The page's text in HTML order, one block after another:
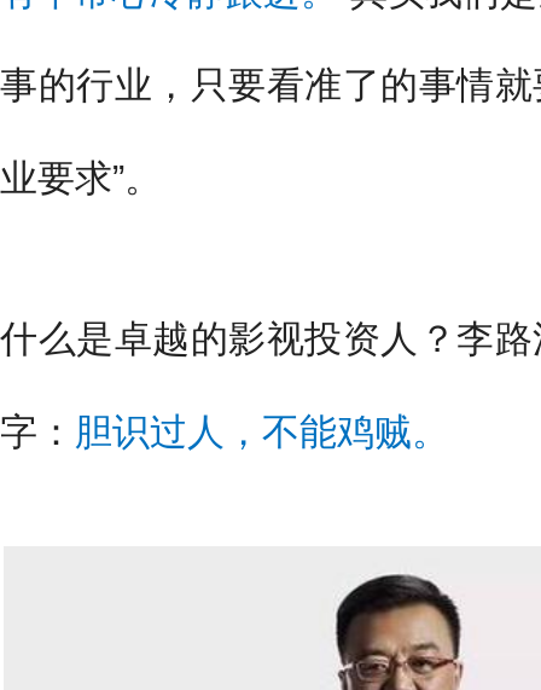
事的行业，只要看准了的事情
业要求”。
什么是卓越的影视投资人？李
字： 胆识过人，不能鸡贼。